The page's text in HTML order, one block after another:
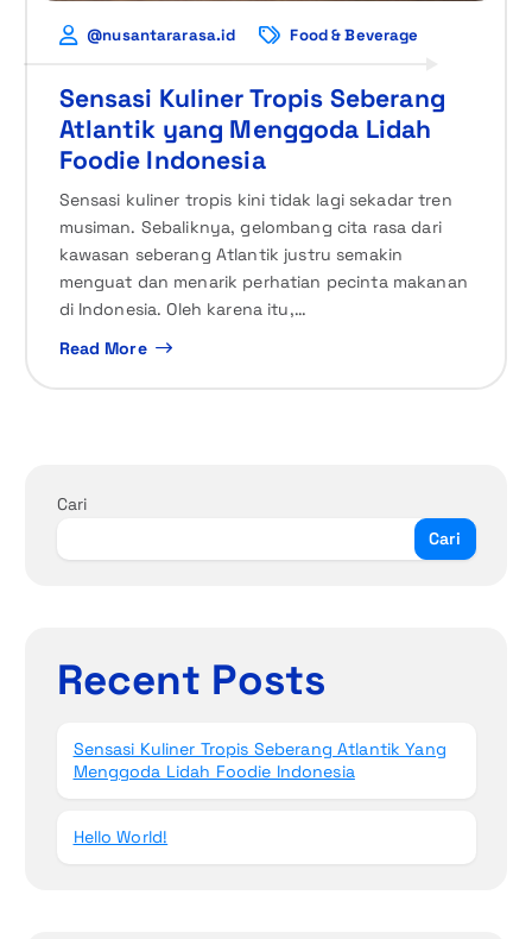
@nusantararasa.id Food & Beverage
Sensasi Kuliner Tropis Seberang
Atlantik yang Menggoda Lidah
Foodie Indonesia
Sensasi kuliner tropis kini tidak lagi sekadar tren
musiman. Sebaliknya, gelombang cita rasa dari
kawasan seberang Atlantik justru semakin
menguat dan menarik perhatian pecinta makanan
di Indonesia. Oleh karena itu,…
Read More
Cari
Cari
Recent Posts
Sensasi Kuliner Tropis Seberang Atlantik Yang
Menggoda Lidah Foodie Indonesia
Hello World!